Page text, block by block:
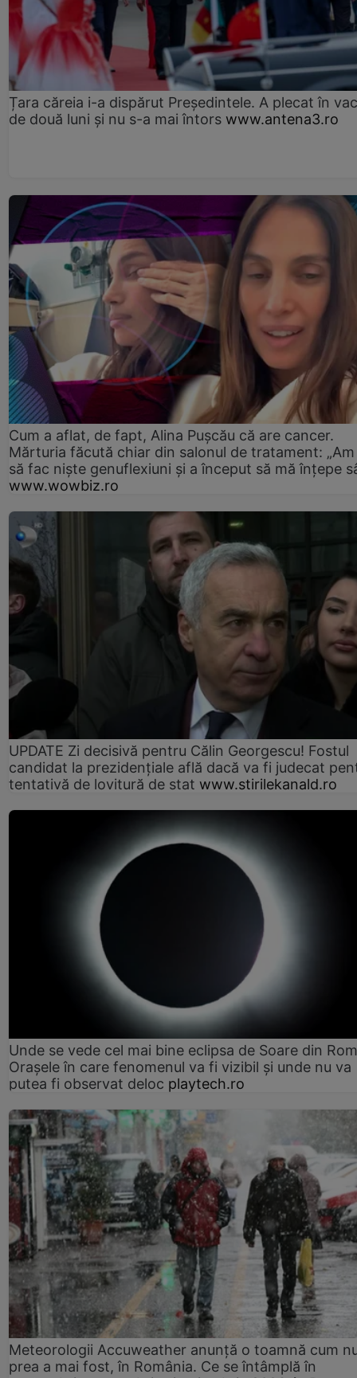
Țara căreia i-a dispărut Președintele. A plecat în
de două luni și nu s-a mai întors www.antena3.ro
Cum a aflat, de fapt, Alina Pușcău că are cancer.
Mărturia făcută chiar din salonul de tratament:
să fac niște genuflexiuni și a început să mă înțepe
www.wowbiz.ro
UPDATE Zi decisivă pentru Călin Georgescu! Fostul
candidat la prezidențiale află dacă va fi judecat
tentativă de lovitură de stat www.stirilekanald.ro
Unde se vede cel mai bine eclipsa de Soare din
Orașele în care fenomenul va fi vizibil și unde nu va
putea fi observat deloc playtech.ro
Meteorologii Accuweather anunță o toamnă cum
prea a mai fost, în România. Ce se întâmplă în